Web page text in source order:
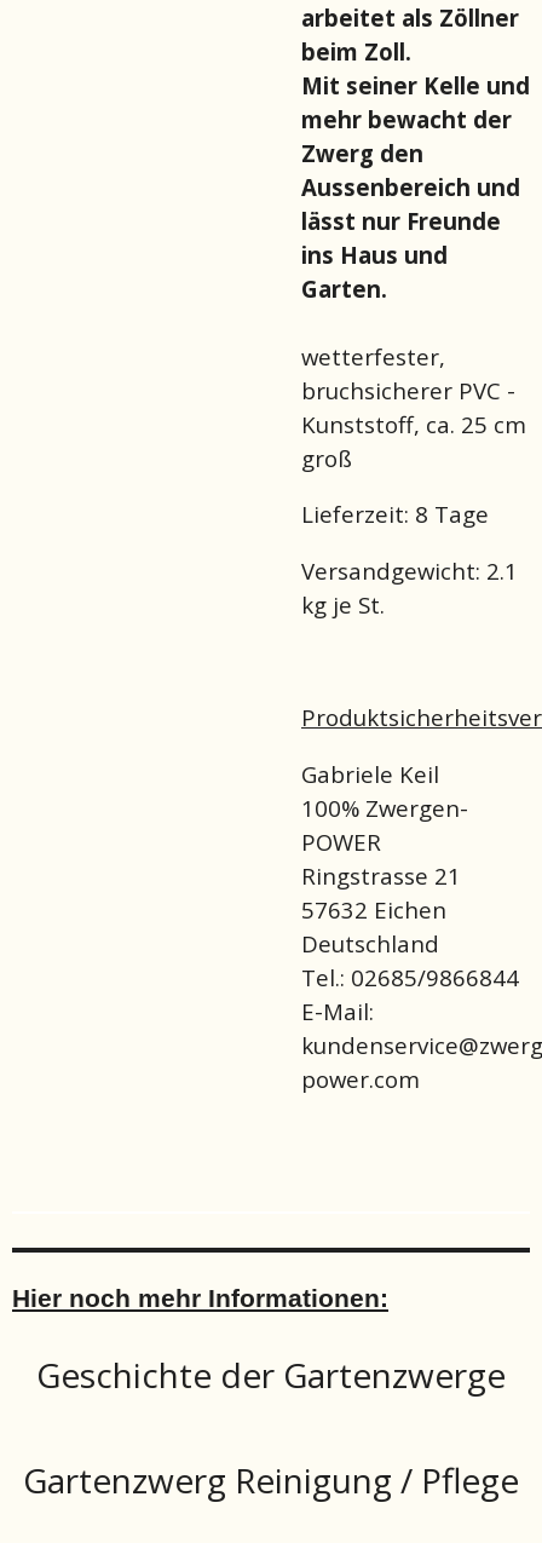
arbeitet als Zöllner
beim Zoll.
Mit seiner Kelle und
mehr bewacht der
Zwerg den
Aussenbereich und
lässt nur Freunde
ins Haus und
Garten.
wetterfester,
bruchsicherer PVC -
Kunststoff, ca. 25 cm
groß
Lieferzeit: 8 Tage
Versandgewicht: 2.1
kg je St.
Gabriele Keil
100% Zwergen-
POWER
Ringstrasse 21
57632 Eichen
Deutschland
Tel.: 02685/9866844
E-Mail:
power.com
Hier noch mehr Informationen:
Geschichte der Gartenzwerge
Gartenzwerg Reinigung / Pflege